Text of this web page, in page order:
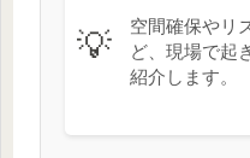
💡
空間確保やリ
ど、現場で起
紹介します。